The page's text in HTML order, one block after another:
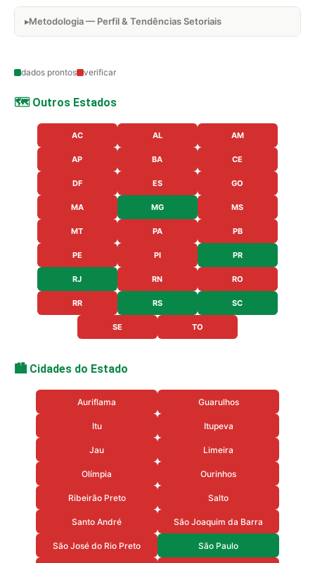
Metodologia — Perfil & Tendências Setoriais
dados prontos verificar
🗺️ Outros Estados
AC AL AM
AP BA CE
DF ES GO
MA MG MS
MT PA PB
PE PI PR
RJ RN RO
RR RS SC
SE TO
🏙️ Cidades do Estado
Auriflama Guarulhos
Itu Itupeva
Jau Limeira
Olímpia Ourinhos
Ribeirão Preto Salto
Santo André São Joaquim da Barra
São José do Rio Preto São Paulo